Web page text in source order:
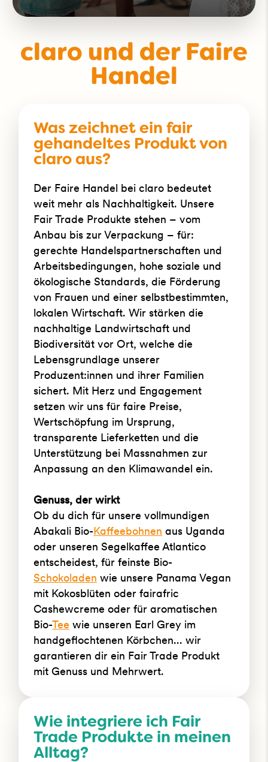
claro und der Faire
Handel
Was zeichnet ein fair
gehandeltes Produkt von
claro aus?
Der Faire Handel bei claro bedeutet
weit mehr als Nachhaltigkeit. Unsere
Fair Trade Produkte stehen – vom
Anbau bis zur Verpackung – für:
gerechte Handelspartnerschaften und
Arbeitsbedingungen, hohe soziale und
ökologische Standards, die Förderung
von Frauen und einer selbstbestimmten,
lokalen Wirtschaft. Wir stärken die
nachhaltige Landwirtschaft und
Biodiversität vor Ort, welche die
Lebensgrundlage unserer
Produzent:innen und ihrer Familien
sichert. Mit Herz und Engagement
setzen wir uns für faire Preise,
Wertschöpfung im Ursprung,
transparente Lieferketten und die
Unterstützung bei Massnahmen zur
Anpassung an den Klimawandel ein.
Genuss, der wirkt
Ob du dich für unsere vollmundigen
Abakali Bio-Kaffeebohnen aus Uganda
oder unseren Segelkaffee Atlantico
entscheidest, für feinste Bio-
Schokoladen wie unsere Panama Vegan
mit Kokosblüten oder fairafric
Cashewcreme oder für aromatischen
Bio-Tee wie unseren Earl Grey im
handgeflochtenen Körbchen... wir
garantieren dir ein Fair Trade Produkt
mit Genuss und Mehrwert.
Wie integriere ich Fair
Trade Produkte in meinen
Alltag?